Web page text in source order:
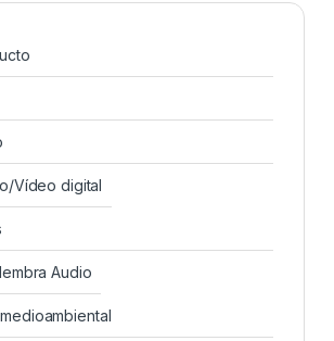
Vídeo digital
Audio